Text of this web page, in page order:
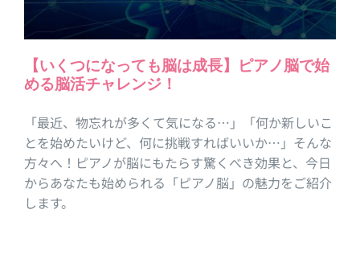
【いくつになっても脳は成長】ピアノ脳で始
める脳活チャレンジ！
「最近、物忘れが多くて気になる…」「何か新しいこ
とを始めたいけど、何に挑戦すればいいか…」そんな
方々へ！ピアノが脳にもたらす驚くべき効果と、今日
からあなたも始められる「ピアノ脳」の魅力をご紹介
します。